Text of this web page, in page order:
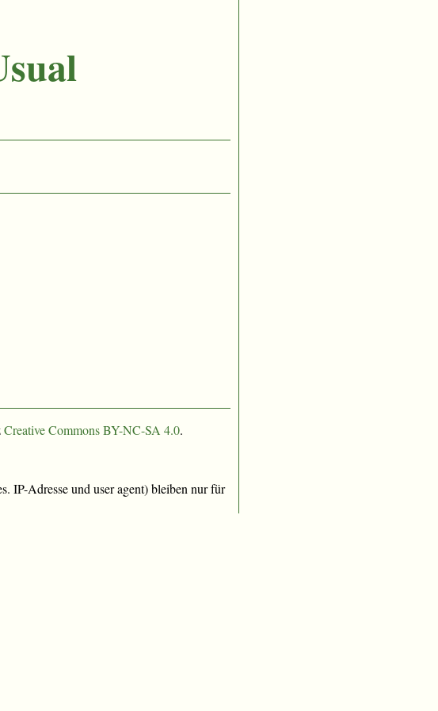
Creative Commons BY-NC-SA 4.0.
IP-Adresse und user agent) bleiben nur für